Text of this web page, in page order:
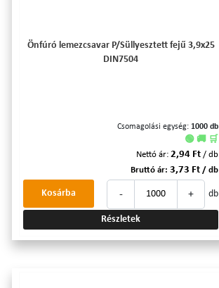
Önfúró lemezcsavar P/Süllyesztett fejű 3,9x25
DIN7504
Csomagolási egység: 1000 db
🟢 🚚 🛒
Nettó ár: 2,94 Ft / db
Bruttó ár: 3,73 Ft / db
- + db
Kosárba
Részletek